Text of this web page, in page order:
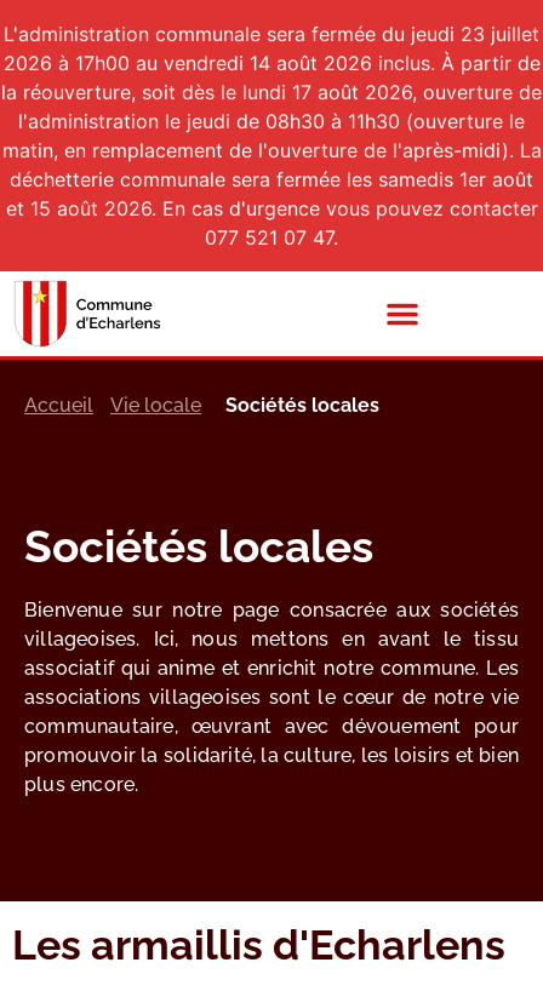
Accueil Vie locale Sociétés locales
Sociétés locales
Bienvenue sur notre page consacrée aux sociétés
villageoises. Ici, nous mettons en avant le tissu
associatif qui anime et enrichit notre commune. Les
associations villageoises sont le cœur de notre vie
communautaire, œuvrant avec dévouement pour
promouvoir la solidarité, la culture, les loisirs et bien
plus encore.
Les armaillis d'Echarlens
L'administration communale sera fermée du jeudi 23 juillet
2026 à 17h00 au vendredi 14 août 2026 inclus. À partir de
la réouverture, soit dès le lundi 17 août 2026, ouverture de
l'administration le jeudi de 08h30 à 11h30 (ouverture le
matin, en remplacement de l'ouverture de l'après-midi). La
déchetterie communale sera fermée les samedis 1er août
et 15 août 2026. En cas d'urgence vous pouvez contacter
077 521 07 47.